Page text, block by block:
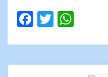
F
e
b
T
itt
er
at
s